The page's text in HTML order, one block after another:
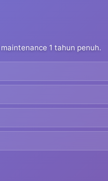
1 tahun penuh.